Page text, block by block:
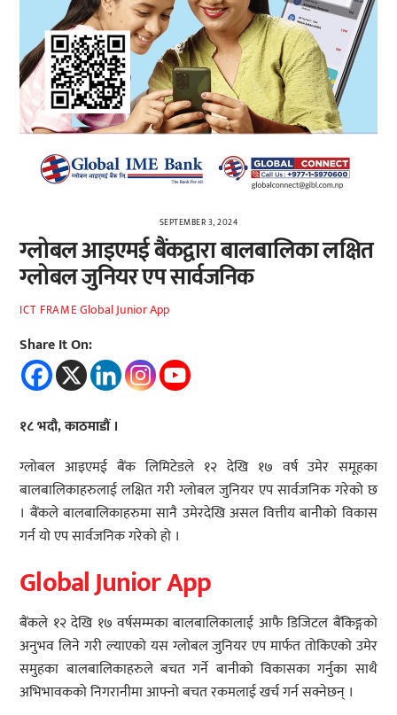
SEPTEMBER 3, 2024
ग्लोबल आइएमई बैंकद्वारा बालबालिका लक्षित
ग्लोबल जुनियर एप सार्वजनिक
ICT FRAMEGlobal Junior App
Share It On:
१८ भदौ, काठमाडौं ।
ग्लोबल आइएमई बैंक लिमिटेडले १२ देखि १७ वर्ष उमेर समूहका
बालबालिकाहरुलाई लक्षित गरी ग्लोबल जुनियर एप सार्वजनिक गरेको छ
। बैंकले बालबालिकाहरुमा सानै उमेरदेखि असल वित्तीय बानीेको विकास
गर्न यो एप सार्वजनिक गरेको हो ।
Global Junior App
बैंकले १२ देखि १७ वर्षसम्मका बालबालिकालाई आफै डिजिटल बैंकिङ्गको
अनुभव लिने गरी ल्याएको यस ग्लोबल जुनियर एप मार्फत तोकिएको उमेर
समुहका बालबालिकाहरुले बचत गर्ने बानीको विकासका गर्नुका साथै
अभिभावकको निगरानीमा आफ्नो बचत रकमलाई खर्च गर्न सक्नेछन् ।